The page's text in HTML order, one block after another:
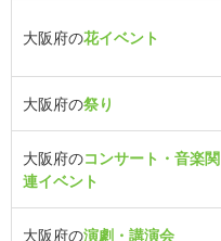
大阪府の花イベント
大阪府の祭り
大阪府のコンサート・音楽関
連イベント
大阪府の演劇・講演会